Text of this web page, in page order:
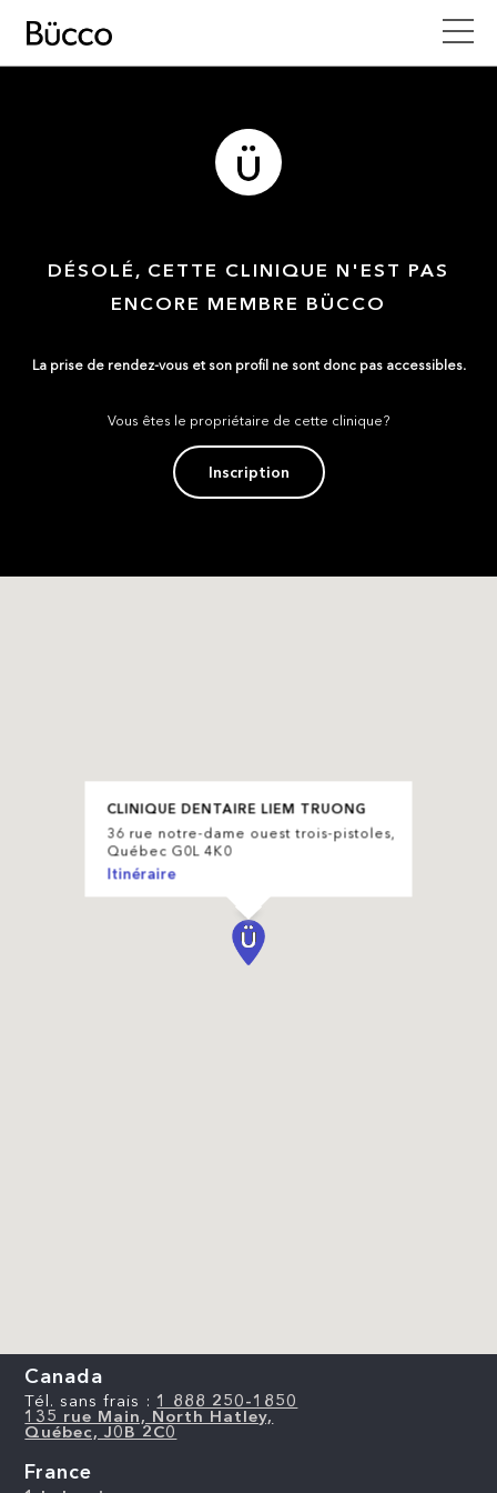
DÉSOLÉ, CETTE CLINIQUE N'EST PAS
ENCORE MEMBRE BÜCCO
La prise de rendez-vous et son profil ne sont donc pas accessibles.
Vous êtes le propriétaire de cette clinique?
Inscription
CLINIQUE DENTAIRE LIEM TRUONG
36 rue notre-dame ouest trois-pistoles,
Québec G0L 4K0
Itinéraire
Canada
Tél. sans frais : 1 888 250-1850
135 rue Main, North Hatley,
Québec, J0B 2C0
France